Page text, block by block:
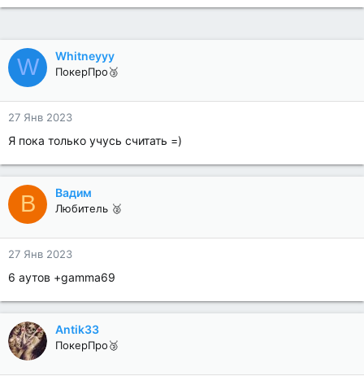
а
ц
и
и
:
W Whitneyyy
ПокерПро🥉
27 Янв 2023
Я пока только учусь считать =)
В Вадим
Любитель 🥈
27 Янв 2023
6 аутов +gamma69
Antik33
ПокерПро🥉